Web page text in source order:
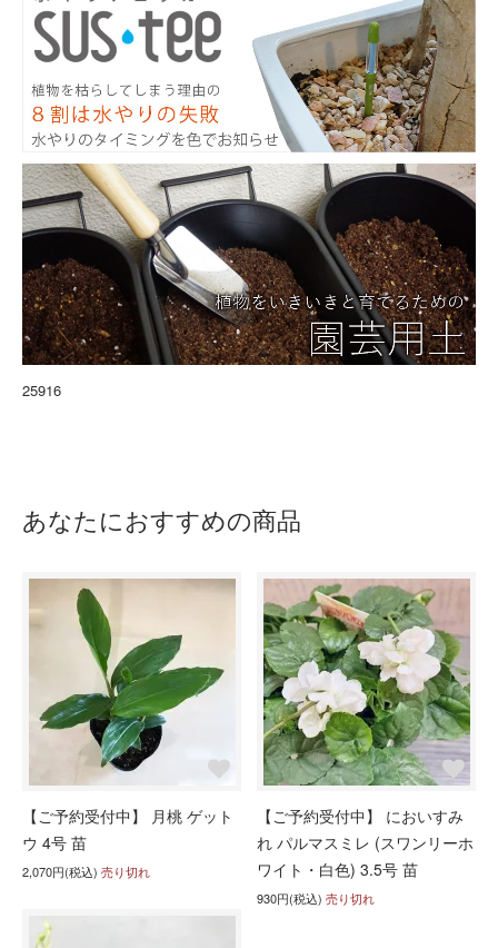
25916
あなたにおすすめの商品
【ご予約受付中】 月桃 ゲット
ウ 4号 苗
2,070円(税込) 売り切れ
【ご予約受付中】 においすみ
れ パルマスミレ (スワンリーホ
ワイト・白色) 3.5号 苗
930円(税込) 売り切れ